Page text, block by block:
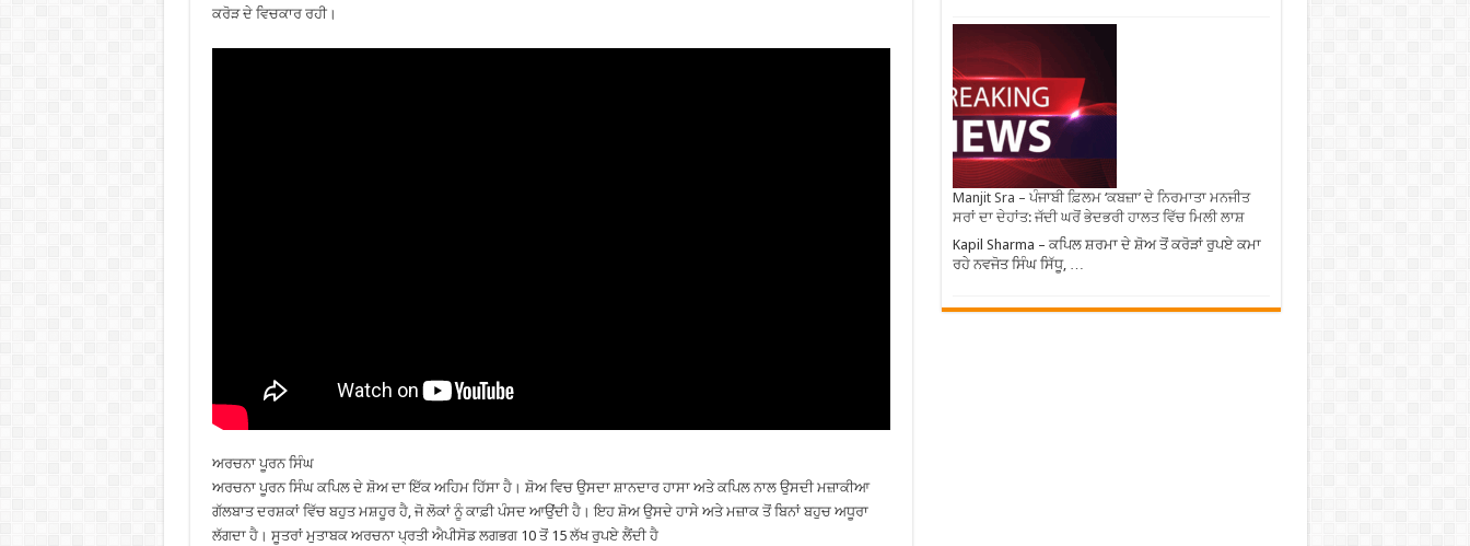
ਕਰੋੜ ਦੇ ਵਿਚਕਾਰ ਰਹੀ।
ਅਰਚਨਾ ਪੂਰਨ ਸਿੰਘ
ਅਰਚਨਾ ਪੂਰਨ ਸਿੰਘ ਕਪਿਲ ਦੇ ਸ਼ੋਅ ਦਾ ਇੱਕ ਅਹਿਮ ਹਿੱਸਾ ਹੈ। ਸ਼ੋਅ ਵਿਚ ਉਸਦਾ ਸ਼ਾਨਦਾਰ ਹਾਸਾ ਅਤੇ ਕਪਿਲ ਨਾਲ ਉਸਦੀ ਮਜ਼ਾਕੀਆ
ਗੱਲਬਾਤ ਦਰਸ਼ਕਾਂ ਵਿੱਚ ਬਹੁਤ ਮਸ਼ਹੂਰ ਹੈ, ਜੋ ਲੋਕਾਂ ਨੂੰ ਕਾਫ਼ੀ ਪੰਸਦ ਆਉਂਦੀ ਹੈ। ਇਹ ਸ਼ੋਅ ਉਸਦੇ ਹਾਸੇ ਅਤੇ ਮਜ਼ਾਕ ਤੋਂ ਬਿਨਾਂ ਬਹੁਚ ਅਧੂਰਾ
ਲੱਗਦਾ ਹੈ। ਸੂਤਰਾਂ ਮੁਤਾਬਕ ਅਰਚਨਾ ਪ੍ਰਤੀ ਐਪੀਸੋਡ ਲਗਭਗ 10 ਤੋਂ 15 ਲੱਖ ਰੁਪਏ ਲੈਂਦੀ ਹੈ
Manjit Sra – ਪੰਜਾਬੀ ਫ਼ਿਲਮ ‘ਕਬਜ਼ਾ’ ਦੇ ਨਿਰਮਾਤਾ ਮਨਜੀਤ
ਸਰਾਂ ਦਾ ਦੇਹਾਂਤ: ਜੱਦੀ ਘਰੋਂ ਭੇਦਭਰੀ ਹਾਲਤ ਵਿੱਚ ਮਿਲੀ ਲਾਸ਼
Kapil Sharma – ਕਪਿਲ ਸ਼ਰਮਾ ਦੇ ਸ਼ੋਅ ਤੋਂ ਕਰੋੜਾਂ ਰੁਪਏ ਕਮਾ
ਰਹੇ ਨਵਜੋਤ ਸਿੰਘ ਸਿੱਧੂ, …